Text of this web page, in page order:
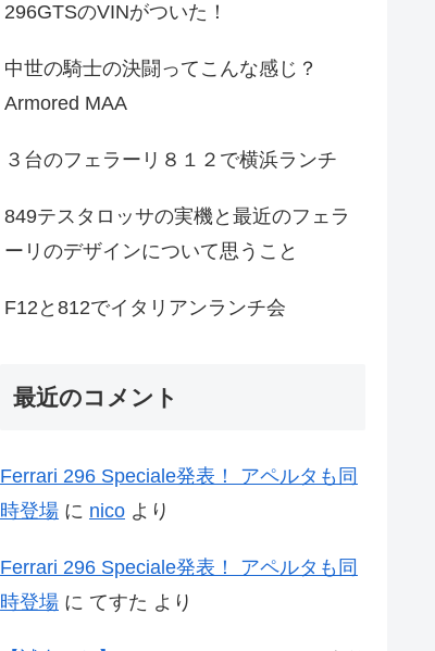
296GTSのVINがついた！
中世の騎士の決闘ってこんな感じ？
Armored MAA
３台のフェラーリ８１２で横浜ランチ
849テスタロッサの実機と最近のフェラ
ーリのデザインについて思うこと
F12と812でイタリアンランチ会
最近のコメント
Ferrari 296 Speciale発表！ アペルタも同
時登場 に nico より
Ferrari 296 Speciale発表！ アペルタも同
時登場 に てすた より